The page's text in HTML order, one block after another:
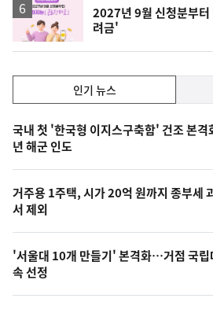
2027년 9월 신청분부
려금'
기,
최
신,
오
늘
의
영
상
인기 뉴스
기
뉴
스
국내 첫 '한국형 이지스구축함' 건조 본
년 해군 인도
거주용 1주택, 시가 20억 원까지 종부세
서 제외
'서울대 10개 만들기' 본격화…거점 국립
속 선정